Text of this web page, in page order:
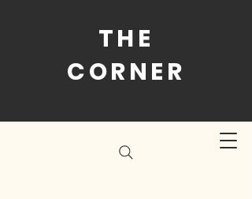
THE
CORNER